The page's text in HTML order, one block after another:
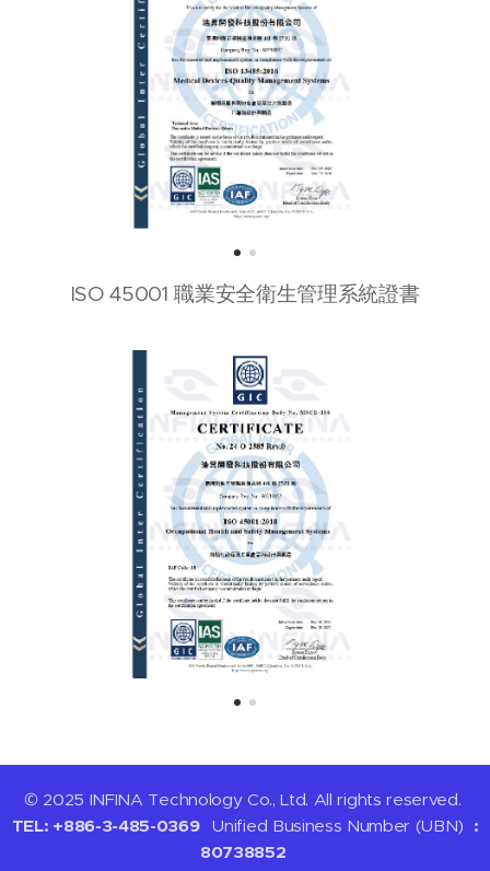
ISO 45001 職業安全衛生管理系統證書
© 2025 INFINA Technology Co., Ltd. All rights reserved.
TEL: +886-3-485-0369 Unified Business Number (UBN) :
80738852